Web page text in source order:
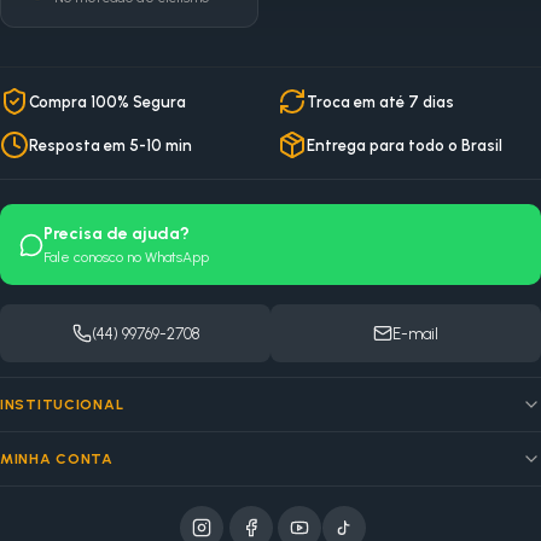
Compra 100% Segura Troca em até 7 dias
Resposta em 5-10 min Entrega para todo o Brasil
Precisa de ajuda?
Fale conosco no WhatsApp
(44) 99769-2708 E-mail
INSTITUCIONAL
MINHA CONTA